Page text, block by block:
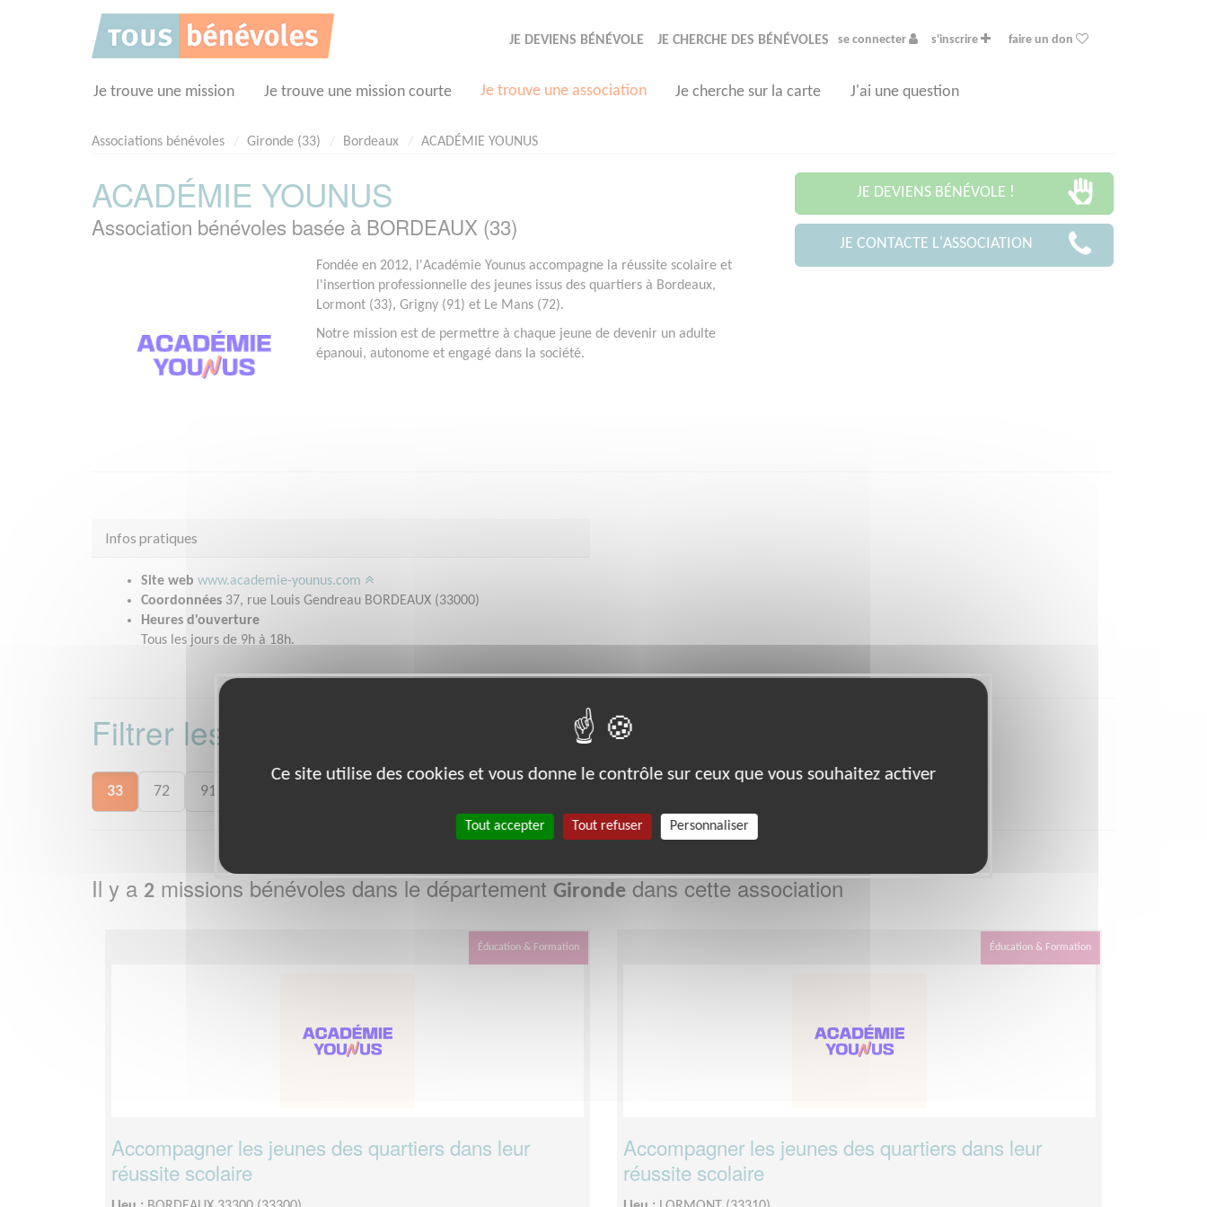
JE DEVIENS BÉNÉVOLE JE CHERCHE DES BÉNÉVOLES se connecter s'inscrire faire un don
Je trouve une mission Je trouve une mission courte Je trouve une association Je cherche sur la carte J'ai une question
Associations bénévoles Gironde (33) Bordeaux ACADÉMIE YOUNUS
ACADÉMIE YOUNUS
Association bénévoles basée à BORDEAUX (33)
Fondée en 2012, l'Académie Younus accompagne la réussite scolaire et
l'insertion professionnelle des jeunes issus des quartiers à Bordeaux,
Lormont (33), Grigny (91) et Le Mans (72).
Notre mission est de permettre à chaque jeune de devenir un adulte
épanoui, autonome et engagé dans la société.
JE DEVIENS BÉNÉVOLE !
JE CONTACTE L'ASSOCIATION
Infos pratiques
Site web www.academie-younus.com
Coordonnées 37, rue Louis Gendreau BORDEAUX (33000)
Heures d'ouverture
Tous les jours de 9h à 18h.
Filtrer les missions bénévoles par département :
33 72 91
Il y a 2 missions bénévoles dans le départementGirondedans cette association
Éducation & Formation
Accompagner les jeunes des quartiers dans leur
réussite scolaire
Éducation & Formation
Accompagner les jeunes des quartiers dans leur
réussite scolaire
Ce site utilise des cookies et vous donne le contrôle sur ceux que vous souhaitez activer
Tout accepter Tout refuser Personnaliser